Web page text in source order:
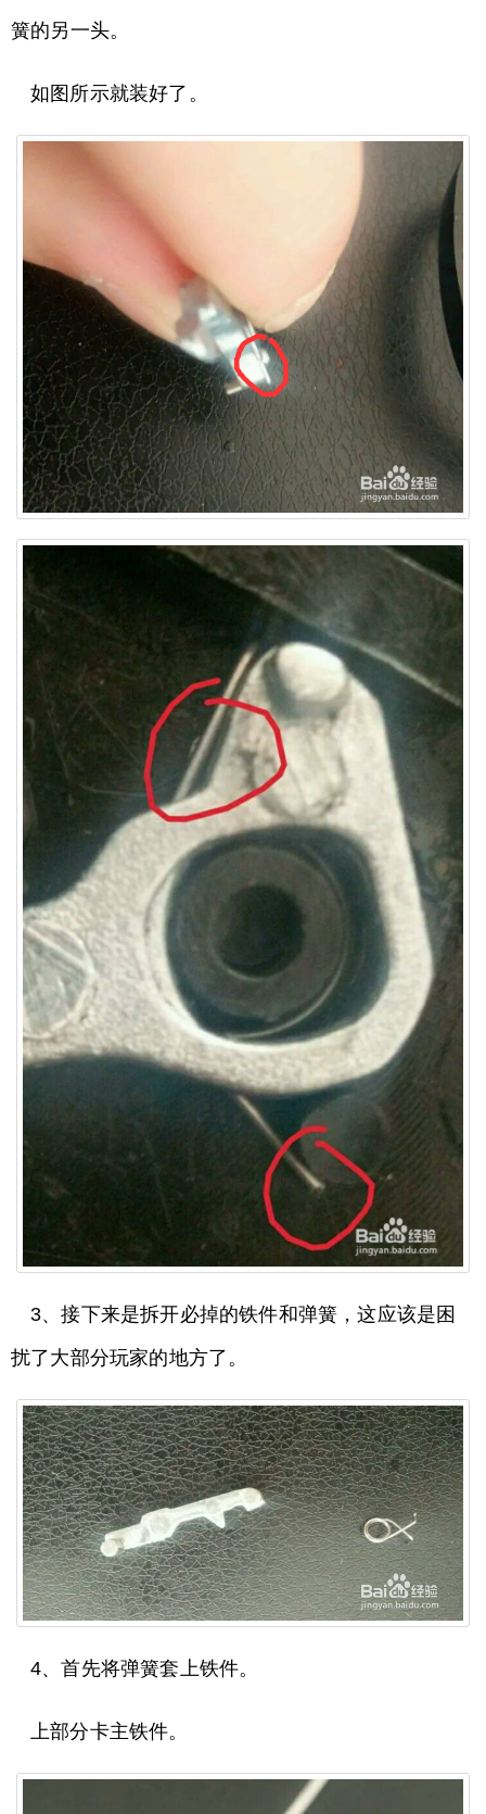
簧的另一头。
如图所示就装好了。
3、接下来是拆开必掉的铁件和弹簧，这应该是困
扰了大部分玩家的地方了。
4、首先将弹簧套上铁件。
上部分卡主铁件。